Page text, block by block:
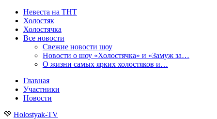
Невеста на ТНТ
Холостяк
Холостячка
Все новости
Свежие новости шоу
Новости о шоу «Холостячка» и «Замуж за…
О жизни самых ярких холостяков и…
Главная
Участники
Новости
💚 Holostyak-TV